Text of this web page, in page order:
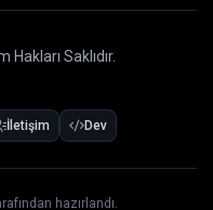
Hakları Saklıdır.
İletişim Dev
hazırlandı.